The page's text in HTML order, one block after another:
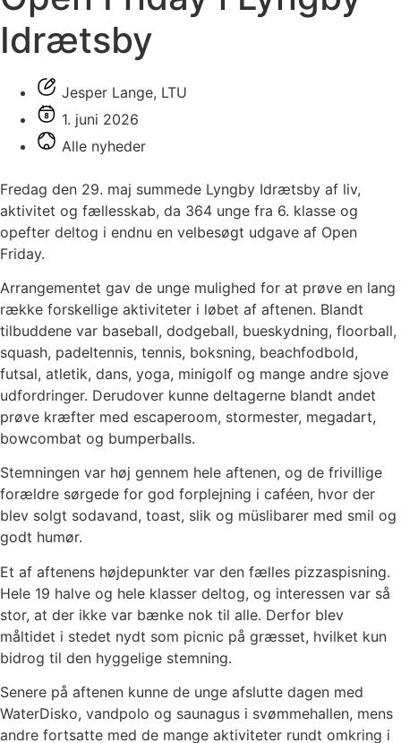
Idrætsby
Jesper Lange, LTU
1. juni 2026
Alle nyheder
Fredag den 29. maj summede Lyngby Idrætsby af liv,
aktivitet og fællesskab, da 364 unge fra 6. klasse og
opefter deltog i endnu en velbesøgt udgave af Open
Friday.
Arrangementet gav de unge mulighed for at prøve en lang
række forskellige aktiviteter i løbet af aftenen. Blandt
tilbuddene var baseball, dodgeball, bueskydning, floorball,
squash, padeltennis, tennis, boksning, beachfodbold,
futsal, atletik, dans, yoga, minigolf og mange andre sjove
udfordringer. Derudover kunne deltagerne blandt andet
prøve kræfter med escaperoom, stormester, megadart,
bowcombat og bumperballs.
Stemningen var høj gennem hele aftenen, og de frivillige
forældre sørgede for god forplejning i caféen, hvor der
blev solgt sodavand, toast, slik og müslibarer med smil og
godt humør.
Et af aftenens højdepunkter var den fælles pizzaspisning.
Hele 19 halve og hele klasser deltog, og interessen var så
stor, at der ikke var bænke nok til alle. Derfor blev
måltidet i stedet nydt som picnic på græsset, hvilket kun
bidrog til den hyggelige stemning.
Senere på aftenen kunne de unge afslutte dagen med
WaterDisko, vandpolo og saunagus i svømmehallen, mens
andre fortsatte med de mange aktiviteter rundt omkring i